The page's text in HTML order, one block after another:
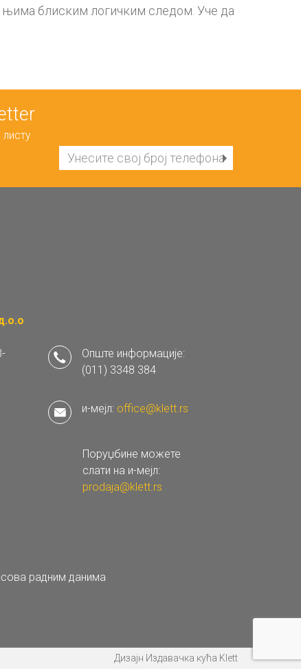
њима блиским логичким следом. Уче да
Опште информације:
(011) 3348 384
и-мејл: office@klett.rs
Поруџбине можете
слати на и-мејл:
prodaja@klett.rs
радним данима
Дизајн Издавачка кућа Klett